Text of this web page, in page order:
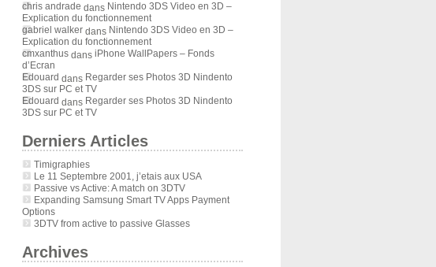
chris andrade dans Nintendo 3DS Video en 3D –
Explication du fonctionnement
gabriel walkerdans Nintendo 3DS Video en 3D –
Explication du fonctionnement
cmxanthusdans iPhone WallPapers – Fonds
d’Ecran
Edouard dans Regarder ses Photos 3D Nindento
3DS sur PC et TV
Edouard dans Regarder ses Photos 3D Nindento
3DS sur PC et TV
Derniers Articles
Timigraphies
Le 11 Septembre 2001, j’etais aux USA
Passive vs Active: A match on 3DTV
Expanding Samsung Smart TV Apps Payment
Options
3DTV from active to passive Glasses
Archives